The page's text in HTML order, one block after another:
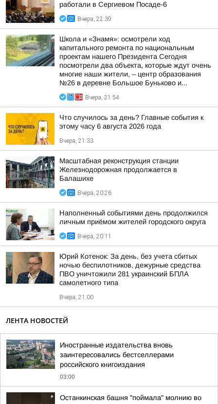
работали в Сергиевом Посаде-6
Вчера, 22:39
Школа и «Знамя»: осмотрели ход
капитального ремонта по национальным
проектам нашего Президента Сегодня
посмотрели два объекта, которые ждут очень
многие наши жители, – центр образования
№26 в деревне Большое Буньково и...
Вчера, 21:54
Что случилось за день? Главные события к
этому часу 6 августа 2026 года
Вчера, 21:33
Масштабная реконструкция станции
Железнодорожная продолжается в
Балашихе
Вчера, 20:26
Наполненный событиями день продолжился
личным приёмом жителей городского округа
Вчера, 20:11
Юрий Котенок: За день, без учета сбитых
ночью беспилотников, дежурные средства
ПВО уничтожили 281 украинский БПЛА
самолетного типа
Вчера, 21:00
ЛЕНТА НОВОСТЕЙ
Иностранные издательства вновь
заинтересовались бестселлерами
российского книгоиздания
03:00
Останкинская башня "поймала" молнию во